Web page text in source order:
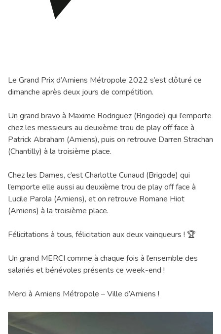
Le Grand Prix d’Amiens Métropole 2022 s’est clôturé ce
dimanche après deux jours de compétition.
Un grand bravo à Maxime Rodriguez (Brigode) qui l’emporte
chez les messieurs au deuxième trou de play off face à
Patrick Abraham (Amiens), puis on retrouve Darren Strachan
(Chantilly) à la troisième place.
Chez les Dames, c’est Charlotte Cunaud (Brigode) qui
l’emporte elle aussi au deuxième trou de play off face à
Lucile Parola (Amiens), et on retrouve Romane Hiot
(Amiens) à la troisième place.
Félicitations à tous, félicitation aux deux vainqueurs ! 🏆
Un grand MERCI comme à chaque fois à l’ensemble des
salariés et bénévoles présents ce week-end !
Merci à Amiens Métropole – Ville d’Amiens !